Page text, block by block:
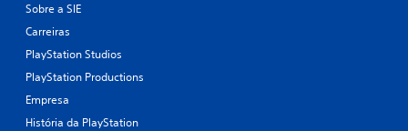
Sobre a SIE
Carreiras
PlayStation Studios
PlayStation Productions
Empresa
História da PlayStation